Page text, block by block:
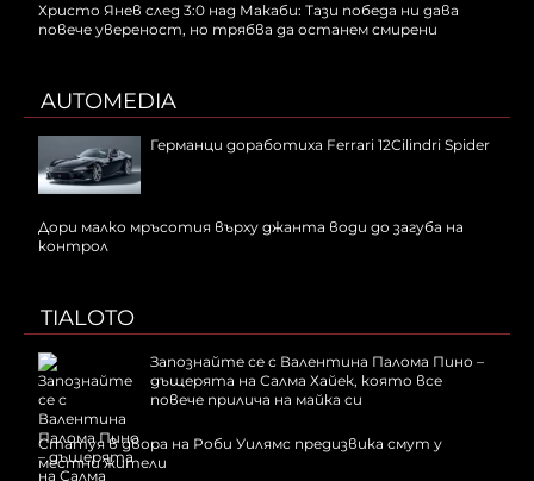
Христо Янев след 3:0 над Макаби: Тази победа ни дава
повече увереност, но трябва да останем смирени
AUTOMEDIA
Германци доработиха Ferrari 12Cilindri Spider
Дори малко мръсотия върху джанта води до загуба на
контрол
TIALOTO
Запознайте се с Валентина Палома Пино –
дъщерята на Салма Хайек, която все
повече прилича на майка си
Статуя в двора на Роби Уилямс предизвика смут у
местни жители